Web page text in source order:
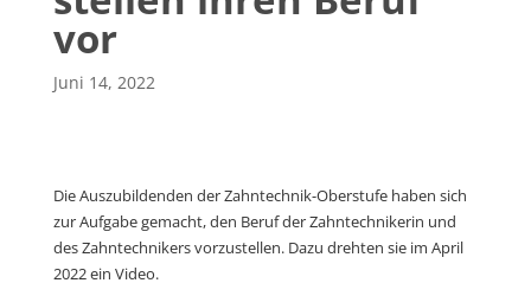
vor
Juni 14, 2022
Die Auszubildenden der Zahntechnik-Oberstufe haben sich
zur Aufgabe gemacht, den Beruf der Zahntechnikerin und
des Zahntechnikers vorzustellen. Dazu drehten sie im April
2022 ein Video.